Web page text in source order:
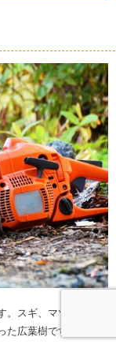
スギ、マツ、ヒノ
広葉樹です。